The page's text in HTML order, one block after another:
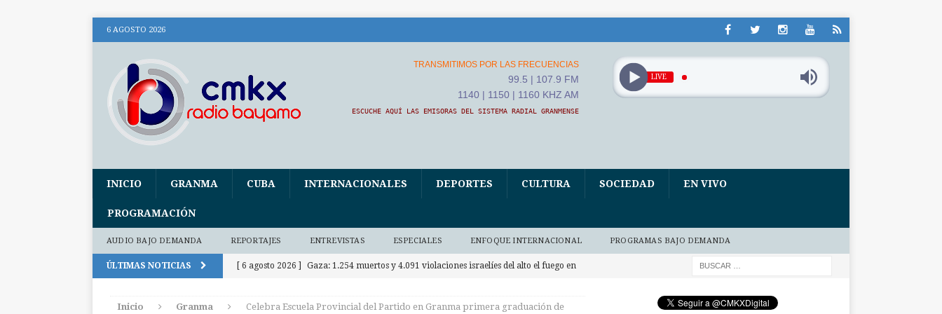
6 AGOSTO 2026
TRANSMITIMOS POR LAS FRECUENCIAS
99.5 | 107.9 FM
1140 | 1150 | 1160 KHZ AM
ESCUCHE AQUÍ LAS EMISORAS DEL SISTEMA RADIAL GRANMENSE
LIVE
INICIO GRANMA CUBA INTERNACIONALES DEPORTES CULTURA SOCIEDAD EN VIVO
PROGRAMACIÓN
AUDIO BAJO DEMANDA REPORTAJES ENTREVISTAS ESPECIALES ENFOQUE INTERNACIONAL PROGRAMAS BAJO DEMANDA
ÚLTIMAS NOTICIAS [ 6 agosto 2026 ] Gaza: 1.254 muertos y 4.091 violaciones israelíes del alto el fuego en
Inicio Granma
Celebra Escuela Provincial del Partido en Granma primera graduación de